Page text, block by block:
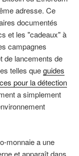
adresse. Ce
documentés
et les "cadeaux" à
campagnes
de lancements de
telles queguides
pour la détection
a simplement
monnaie a une
et apparaît dans